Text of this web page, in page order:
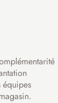
équipes